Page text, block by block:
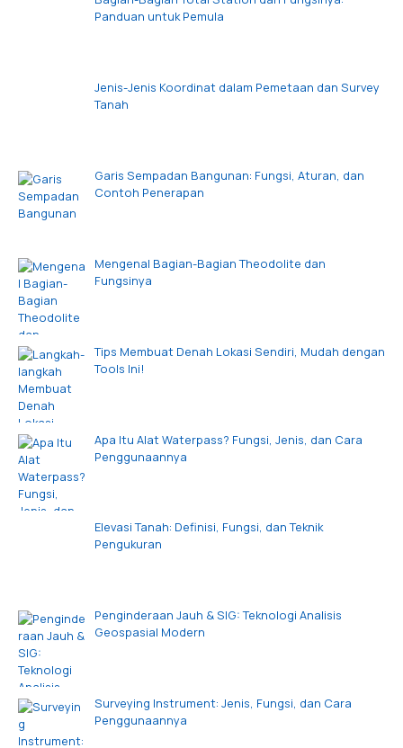
Panduan untuk Pemula
Jenis-Jenis Koordinat dalam Pemetaan dan Survey
Tanah
Garis Sempadan Bangunan: Fungsi, Aturan, dan
Contoh Penerapan
Mengenal Bagian-Bagian Theodolite dan
Fungsinya
Tips Membuat Denah Lokasi Sendiri, Mudah dengan
Tools Ini!
Apa Itu Alat Waterpass? Fungsi, Jenis, dan Cara
Penggunaannya
Elevasi Tanah: Definisi, Fungsi, dan Teknik
Pengukuran
Penginderaan Jauh & SIG: Teknologi Analisis
Geospasial Modern
Surveying Instrument: Jenis, Fungsi, dan Cara
Penggunaannya